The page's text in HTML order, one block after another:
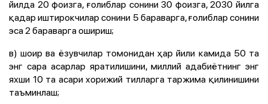
йилда 20 фоизга, ғолиблар сонини 30 фоизга, 2030 йилга
қадар иштирокчилар сонини 5 бараварга, ғолиблар сонини
эса 2 бараварга ошириш;
в) шоир ва ёзувчилар томонидан ҳар йили камида 50 та
энг сара асарлар яратилишини, миллий адабиётнинг энг
яхши 10 та асари хорижий тилларга таржима қилинишини
таъминлаш;